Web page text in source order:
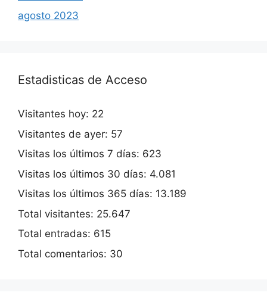
agosto 2023
Estadisticas de Acceso
Visitantes hoy: 22
Visitantes de ayer: 57
Visitas los últimos 7 días: 623
Visitas los últimos 30 días: 4.081
Visitas los últimos 365 días: 13.189
Total visitantes: 25.647
Total entradas: 615
Total comentarios: 30